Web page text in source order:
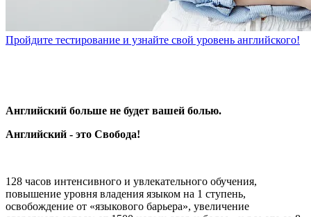
Пройдите тестирование и узнайте свой уровень английского!
Английский больше не будет вашей болью.
Английский - это Свобода!
128 часов интенсивного и увлекательного обучения,
повышение уровня владения языком на 1 ступень,
освобождение от «языкового барьера», увеличение